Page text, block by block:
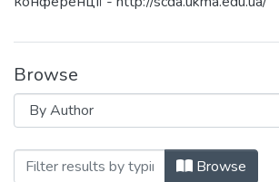
Browse
Browsing НауковаBrowse